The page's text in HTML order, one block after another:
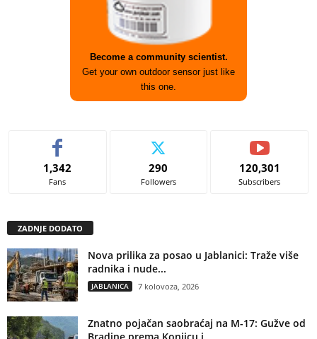
Become a community scientist.
Get your own outdoor sensor just like
this one.
1,342
Fans
290
Followers
120,301
Subscribers
ZADNJE DODATO
Nova prilika za posao u Jablanici: Traže više
radnika i nude...
JABLANICA 7 kolovoza, 2026
Znatno pojačan saobraćaj na M-17: Gužve od
Bradine prema Konjicu i...